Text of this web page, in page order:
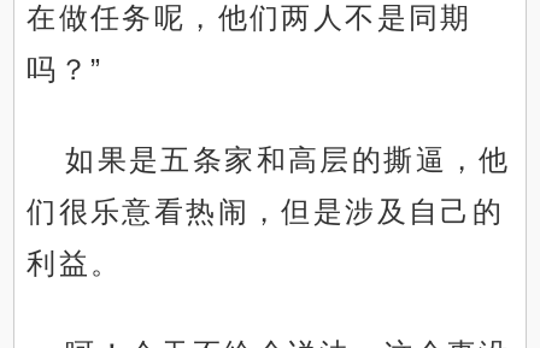
在做任务呢，他们两人不是同期
吗？”
如果是五条家和高层的撕逼，他
们很乐意看热闹，但是涉及自己的
利益。